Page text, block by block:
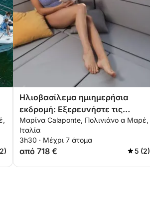
Ηλιοβασίλεμα ημιημερήσια
εκδρομή: Εξερευνήστε τις
σπηλιές και τους όρμους του
Polignano a Mare & Monopoli
Μαρίνα Calaponte, Πολινιάνο α Μαρέ,
Ιταλία
3h30 · Μέχρι 7 άτομα
από 718 € 5 (2)